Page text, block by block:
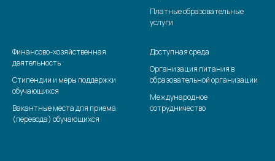
Платные образовательные
услуги
Финансово-хозяйственная
деятельность
Стипендии и меры поддержки
обучающихся
Вакантные места для приема
(перевода) обучающихся
Доступная среда
Организация питания в
образовательной организации
Международное
сотрудничество